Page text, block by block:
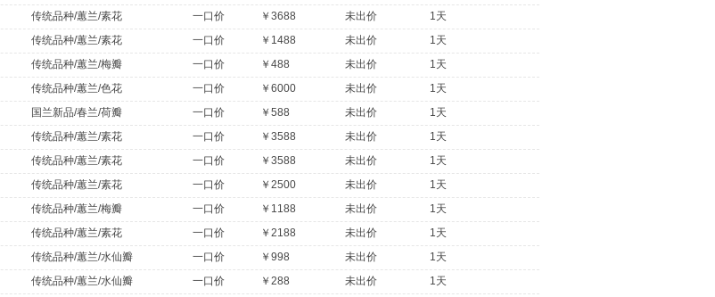
传统品种/蕙兰/素花 一口价 ￥3688 未出价
1天
传统品种/蕙兰/素花 一口价 ￥1488 未出价
1天
传统品种/蕙兰/梅瓣 一口价 ￥488 未出价
1天
传统品种/蕙兰/色花 一口价 ￥6000 未出价
1天
国兰新品/春兰/荷瓣 一口价 ￥588 未出价
1天
传统品种/蕙兰/素花 一口价 ￥3588 未出价
1天
传统品种/蕙兰/素花 一口价 ￥3588 未出价
1天
传统品种/蕙兰/素花 一口价 ￥2500 未出价
1天
传统品种/蕙兰/梅瓣 一口价 ￥1188 未出价
1天
传统品种/蕙兰/素花 一口价 ￥2188 未出价
1天
传统品种/蕙兰/水仙瓣 一口价 ￥998 未出价
1天
传统品种/蕙兰/水仙瓣 一口价 ￥288 未出价
1天